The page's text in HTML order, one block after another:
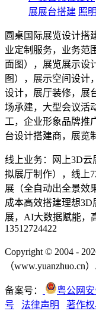
展展台搭建 照
圆桌国际展览设计搭
业定制服务，业务范
面图），展览展示设
图），展示空间设计
设计，展厅装修，展
场承建，大型会议活
工，企业形象品牌推
台设计搭建商，展览
线上业务：网上3D
拟展厅制作），线上
展（全自动出全景效
成本高效搭建理想
展，AI大数据赋能，
13512724422
Copyright © 2004 -
（www.yuanzhuo.cn
备案号： 粤公网安
号
法律声明 著作